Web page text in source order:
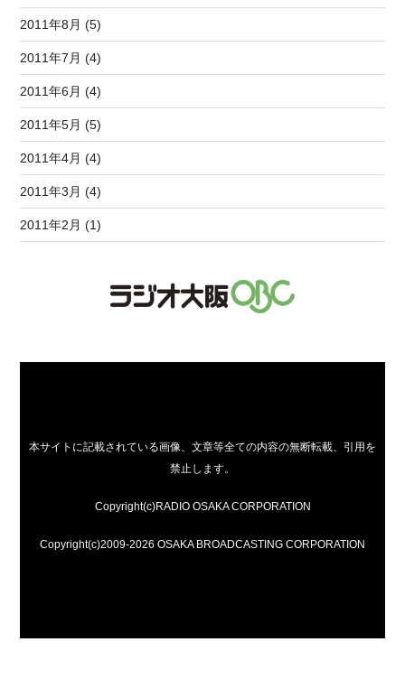
2011年8月 (5)
2011年7月 (4)
2011年6月 (4)
2011年5月 (5)
2011年4月 (4)
2011年3月 (4)
2011年2月 (1)
本サイトに記載されている画像、文章等全ての内容の無断転載、引用を
禁止します。
Copyright(c)RADIO OSAKA CORPORATION
Copyright(c)2009-2026 OSAKA BROADCASTING CORPORATION